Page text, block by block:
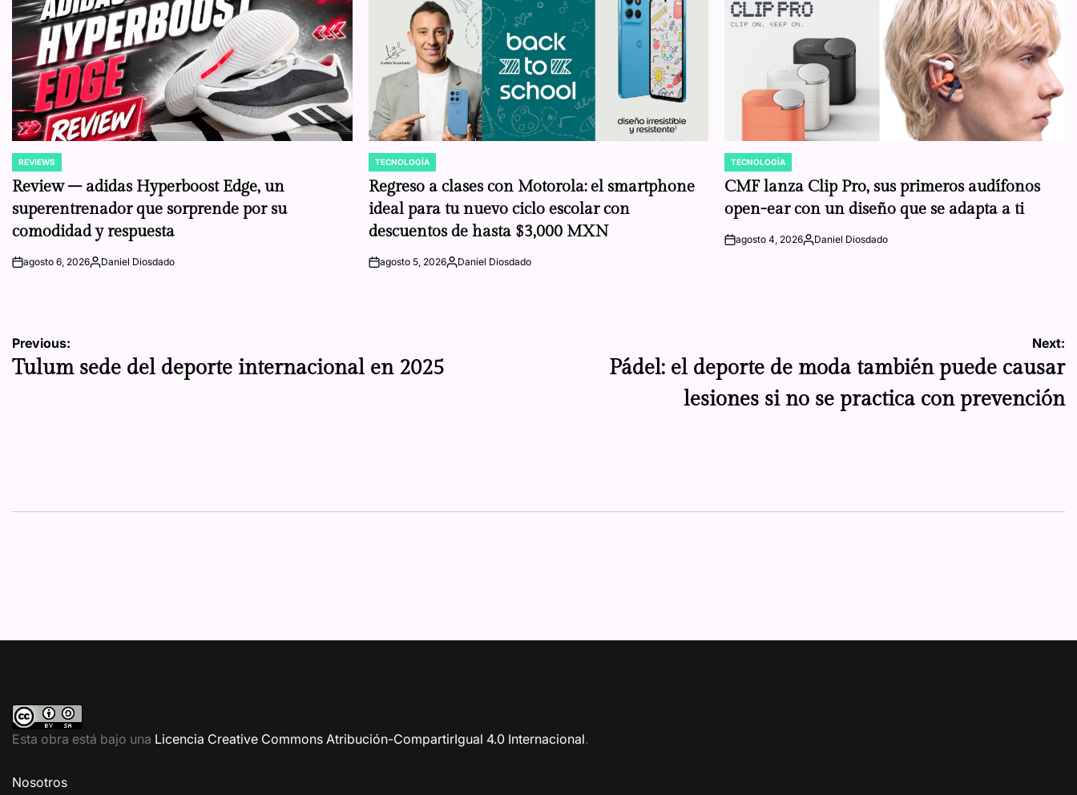
POSTED
IN
REVIEWS
Review – adidas Hyperboost Edge, un
superentrenador que sorprende por su
comodidad y respuesta
onagosto 6, 2026Posted
Daniel Diosdado
POSTED
IN
TECNOLOGÍA
Regreso a clases con Motorola: el smartphone
ideal para tu nuevo ciclo escolar con
descuentos de hasta $3,000 MXN
onagosto 5, 2026Posted
Daniel Diosdado
POSTED
IN
TECNOLOGÍA
CMF lanza Clip Pro, sus primeros audífonos
open-ear con un diseño que se adapta a ti
onagosto 4, 2026Posted
Daniel Diosdado
Navegación
de
Previous:
Tulum sede del deporte internacional en 2025
Next:
Pádel: el deporte de moda también puede causar
lesiones si no se practica con prevención
Esta obra está bajo una Licencia Creative Commons Atribución-CompartirIgual 4.0 Internacional.
Nosotros